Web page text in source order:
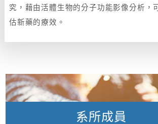
究，藉由活體生物的分子功能影像分析，
估新藥的療效。
系所成員